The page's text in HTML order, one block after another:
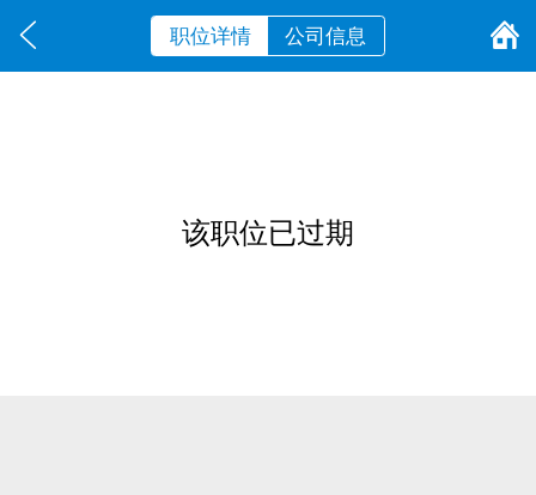
职位详情 公司信息
该职位已过期